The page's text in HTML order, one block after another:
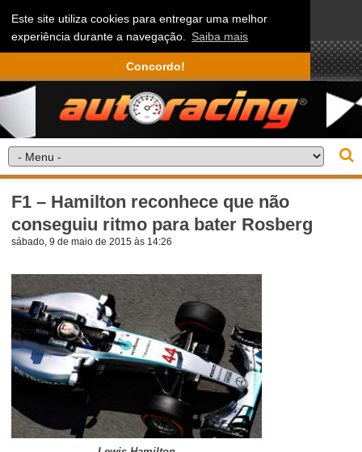
Este site utiliza cookies para entregar uma melhor
experiência durante a navegação. Saiba mais
Concordo!
F1 – Hamilton reconhece que não
conseguiu ritmo para bater Rosberg
sábado, 9 de maio de 2015 às 14:26